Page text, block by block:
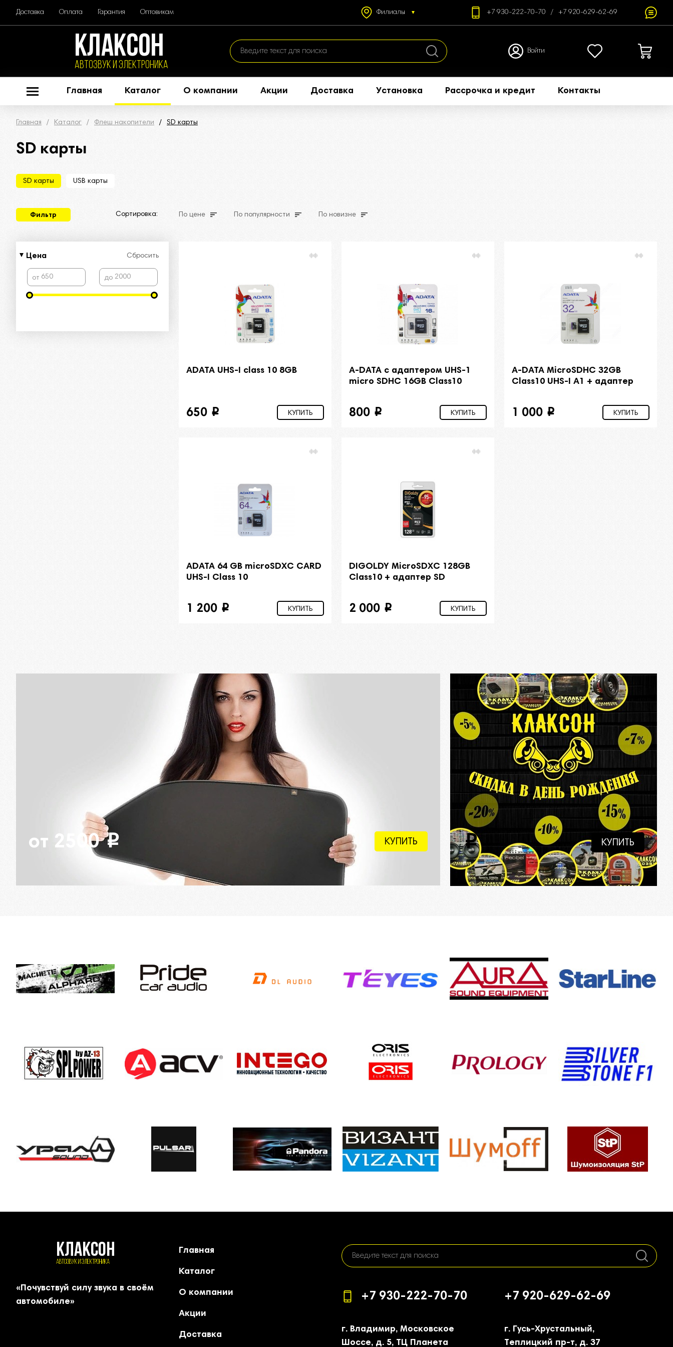
Доставка Оплата Гарантия Оптовикам Филиалы +7 930-222-70-70 +7 920-629-62-69
КЛАКСОН
АВТОЗВУК и ЭЛЕКТРОНИКА
Войти
Главная Каталог О компании Акции Доставка Установка Рассрочка и кредит Контакты
Главная Каталог Флеш накопители SD карты
SD карты
SD карты USB карты
Фильтр Сортировка: По цене По популярности По новизне
Цена Сбросить
от до
ADATA UHS-I class 10 8GB
650 i КУПИТЬ
A-DATA с адаптером UHS-1
micro SDHC 16GB Class10
800 i КУПИТЬ
A-DATA MicroSDHC 32GB
Class10 UHS-I A1 + адаптер
1 000 i КУПИТЬ
ADATA 64 GB microSDXC CARD
UHS-I Class 10
1 200 i КУПИТЬ
DIGOLDY MicroSDXC 128GB
Class10 + адаптер SD
2 000 i КУПИТЬ
от 2500i КУПИТЬ i КУПИТЬ
КЛАКСОН
АВТОЗВУК и ЭЛЕКТРОНИКА
«Почувствуй силу звука в своём
автомобиле»
Главная
Каталог
О компании
Акции
Доставка
+7 930-222-70-70 +7 920-629-62-69
г. Владимир, Московское
Шоссе, д. 5, ТЦ Планета
г. Гусь-Хрустальный,
Теплицкий пр-т, д. 37